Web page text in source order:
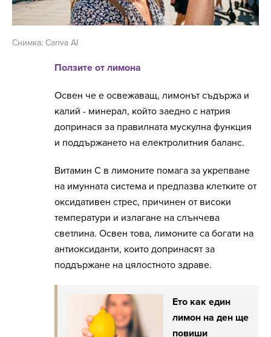
Снимка: Canva AI
Ползите от лимона
Освен че е освежаващ, лимонът съдържа и
калий - минерал, който заедно с натрия
допринася за правилната мускулна функция
и поддържането на електролитния баланс.
Витамин С в лимоните помага за укрепване
на имунната система и предпазва клетките от
оксидативен стрес, причинен от високи
температури и излагане на слънчева
светлина. Освен това, лимоните са богати на
антиоксиданти, които допринасят за
поддържане на цялостното здраве.
Ето как един
лимон на ден ще
повиши